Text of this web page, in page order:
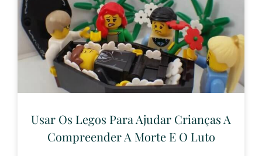
Usar Os Legos Para Ajudar Crianças A
Compreender A Morte E O Luto